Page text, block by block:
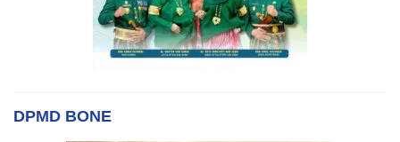
DPMD BONE